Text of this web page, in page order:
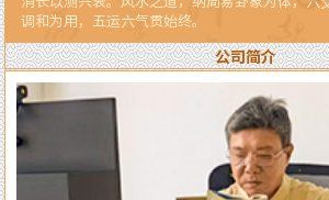
调和为用，五运六气贯始终。
公司简介